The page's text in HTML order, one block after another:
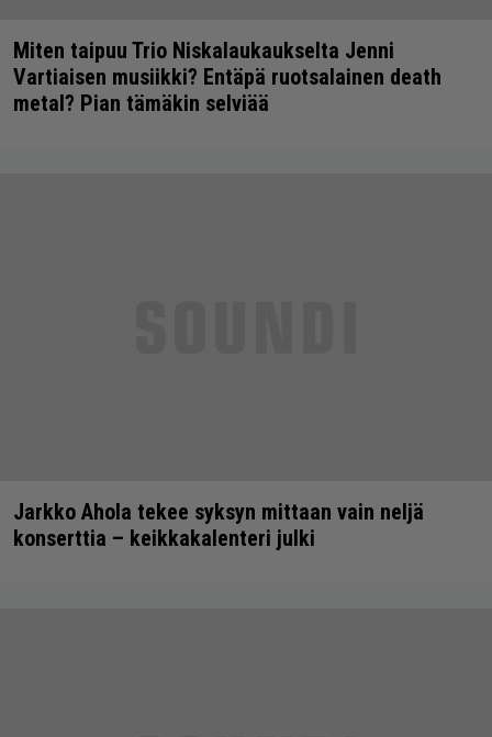
Miten taipuu Trio Niskalaukaukselta Jenni
Vartiaisen musiikki? Entäpä ruotsalainen death
metal? Pian tämäkin selviää
Jarkko Ahola tekee syksyn mittaan vain neljä
konserttia – keikkakalenteri julki